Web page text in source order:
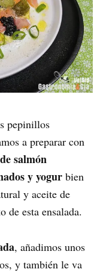
pepinillos
a preparar con
salmón
y yogur bien
y aceite de
de esta ensalada.
, añadimos unos
y también le va